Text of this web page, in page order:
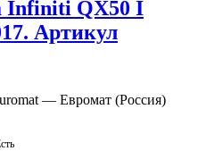
Infiniti QX50 I
Артикул
— Евромат (Россия)